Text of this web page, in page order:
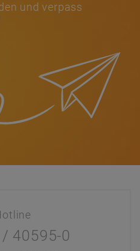
und verpass
40595-0